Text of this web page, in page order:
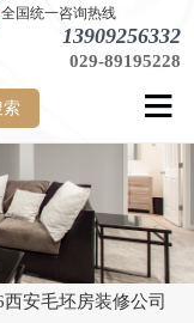
全国统一咨询热线
13909256332
029-89195228
索
西安毛坯房装修公司